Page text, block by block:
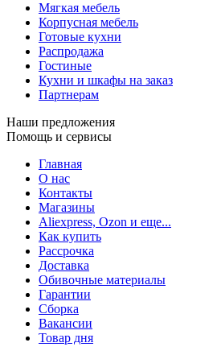
Мягкая мебель
Корпусная мебель
Готовые кухни
Распродажа
Гостиные
Кухни и шкафы на заказ
Партнерам
Наши предложения
Помощь и сервисы
Главная
О нас
Контакты
Магазины
Aliexpress, Ozon и еще...
Как купить
Рассрочка
Доставка
Обивочные материалы
Гарантии
Сборка
Вакансии
Товар дня